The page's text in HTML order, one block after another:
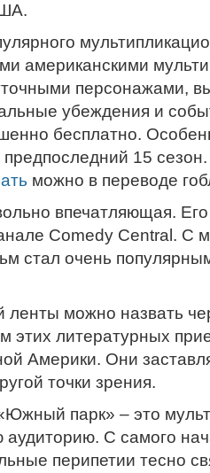
американскими
персонажами,
убеждения и
бесплатно.
15
можно в переводе
впечатляющая.
Comedy Central. С
стал очень
ленты можно назвать
этих литературных
Америки. Они
точки зрения.
парк» – это
С самого
перипетии тесно